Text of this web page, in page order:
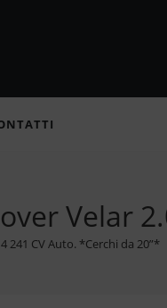
Velar
241 CV Auto. *Cerchi da 20”*